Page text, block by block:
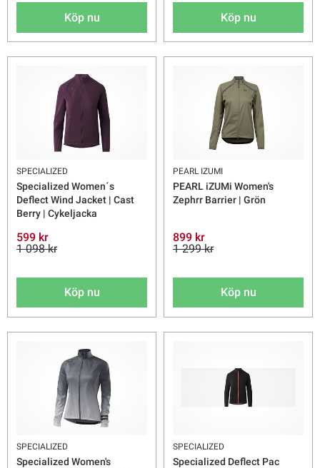
Köp nu Köp nu
SPECIALIZED
Specialized Women´s
Deflect Wind Jacket | Cast
Berry | Cykeljacka
599 kr
1 098 kr
Köp nu
PEARL IZUMI
PEARL iZUMi Women's
Zephrr Barrier | Grön
899 kr
1 299 kr
Köp nu
SPECIALIZED
Specialized Women's
SPECIALIZED
Specialized Deflect Pac